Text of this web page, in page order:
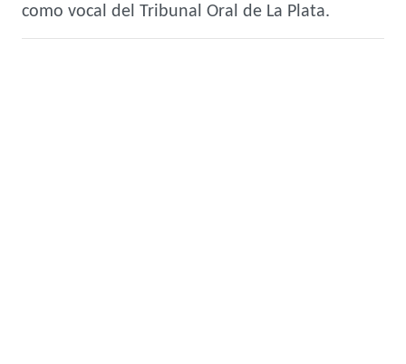
como vocal del Tribunal Oral de La Plata.